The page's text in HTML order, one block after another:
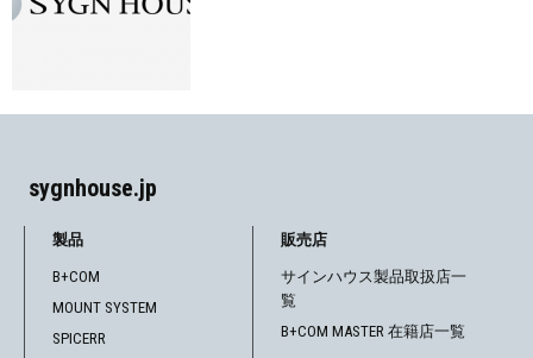
sygnhouse.jp
製品
B+COM
MOUNT SYSTEM
SPICERR
販売店
サインハウス製品取扱店一
覧
B+COM MASTER 在籍店一覧